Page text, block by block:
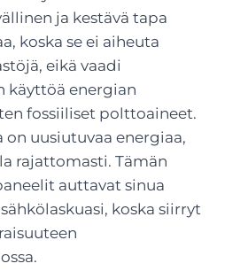
ja kestävä tapa
koska se ei aiheuta
eikä vaadi
käyttöä energian
fossiiliset polttoaineet.
uusiutuvaa energiaa,
rajattomasti. Tämän
auttavat sinua
koska siirryt